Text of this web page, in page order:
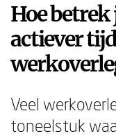
Hoe
actiever
Veel
toneelstuk